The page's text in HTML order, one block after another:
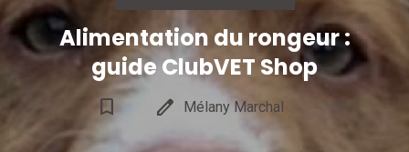
Alimentation du rongeur :
guide ClubVET Shop
bookmark_border edit Mélany Marchal